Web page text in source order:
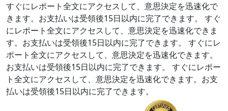
すぐにレポート全文にアクセスして、意思決定を迅速化で
きます。お支払いは受領後15日以内に完了できます。
すぐ
にレポート全文にアクセスして、意思決定を迅速化できま
す。お支払いは受領後15日以内に完了できます。
すぐにレ
ポート全文にアクセスして、意思決定を迅速化できます。
お支払いは受領後15日以内に完了できます。
すぐにレポー
ト全文にアクセスして、意思決定を迅速化できます。お支
払いは受領後15日以内に完了できます。